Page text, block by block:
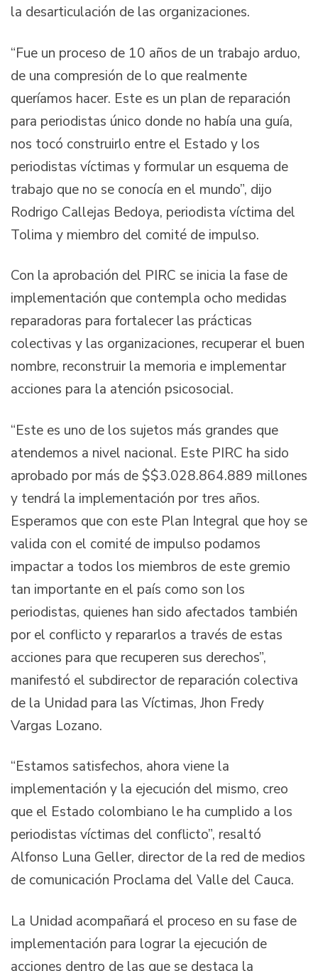
la desarticulación de las organizaciones.
“Fue un proceso de 10 años de un trabajo arduo,
de una compresión de lo que realmente
queríamos hacer. Este es un plan de reparación
para periodistas único donde no había una guía,
nos tocó construirlo entre el Estado y los
periodistas víctimas y formular un esquema de
trabajo que no se conocía en el mundo”, dijo
Rodrigo Callejas Bedoya, periodista víctima del
Tolima y miembro del comité de impulso.
Con la aprobación del PIRC se inicia la fase de
implementación que contempla ocho medidas
reparadoras para fortalecer las prácticas
colectivas y las organizaciones, recuperar el buen
nombre, reconstruir la memoria e implementar
acciones para la atención psicosocial.
“Este es uno de los sujetos más grandes que
atendemos a nivel nacional. Este PIRC ha sido
aprobado por más de $$3.028.864.889 millones
y tendrá la implementación por tres años.
Esperamos que con este Plan Integral que hoy se
valida con el comité de impulso podamos
impactar a todos los miembros de este gremio
tan importante en el país como son los
periodistas, quienes han sido afectados también
por el conflicto y repararlos a través de estas
acciones para que recuperen sus derechos”,
manifestó el subdirector de reparación colectiva
de la Unidad para las Víctimas, Jhon Fredy
Vargas Lozano.
“Estamos satisfechos, ahora viene la
implementación y la ejecución del mismo, creo
que el Estado colombiano le ha cumplido a los
periodistas víctimas del conflicto”, resaltó
Alfonso Luna Geller, director de la red de medios
de comunicación Proclama del Valle del Cauca.
La Unidad acompañará el proceso en su fase de
implementación para lograr la ejecución de
acciones dentro de las que se destaca la